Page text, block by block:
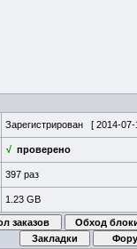
Зарегистрирован [ 2014-07-
√ проверено
397 раз
1.23 GB